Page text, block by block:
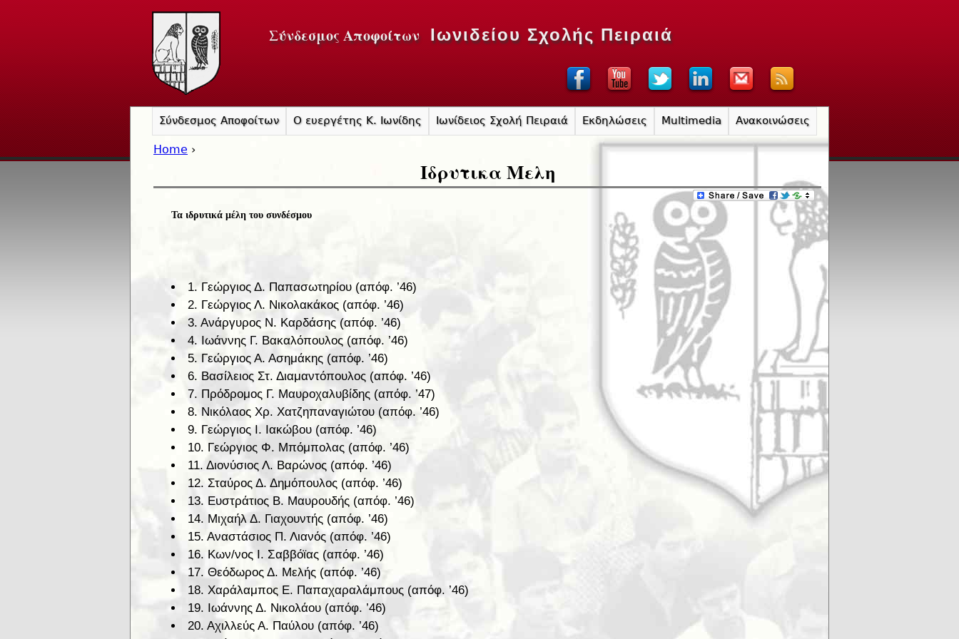
Σύνδεσμος Αποφοίτων Ιωνιδείου Σχολής Πειραιά
Home ›
Ιδρυτικα Μελη
Τα ιδρυτικά μέλη του συνδέσμου
1. Γεώργιος Δ. Παπασωτηρίου (απόφ. ’46)
2. Γεώργιος Λ. Νικολακάκος (απόφ. ’46)
3. Ανάργυρος Ν. Καρδάσης (απόφ. ’46)
4. Ιωάννης Γ. Βακαλόπουλος (απόφ. ’46)
5. Γεώργιος Α. Ασημάκης (απόφ. ’46)
6. Βασίλειος Στ. Διαμαντόπουλος (απόφ. ’46)
7. Πρόδρομος Γ. Μαυροχαλυβίδης (απόφ. ’47)
8. Νικόλαος Χρ. Χατζηπαναγιώτου (απόφ. ’46)
9. Γεώργιος Ι. Ιακώβου (απόφ. ’46)
10. Γεώργιος Φ. Μπόμπολας (απόφ. ’46)
11. Διονύσιος Λ. Βαρώνος (απόφ. ’46)
12. Σταύρος Δ. Δημόπουλος (απόφ. ’46)
13. Ευστράτιος Β. Μαυρουδής (απόφ. ’46)
14. Μιχαήλ Δ. Γιαχουντής (απόφ. ’46)
15. Αναστάσιος Π. Λιανός (απόφ. ’46)
16. Κων/νος Ι. Σαββόϊας (απόφ. ’46)
17. Θεόδωρος Δ. Μελής (απόφ. ’46)
18. Χαράλαμπος Ε. Παπαχαραλάμπους (απόφ. ’46)
19. Ιωάννης Δ. Νικολάου (απόφ. ’46)
20. Αχιλλεύς Α. Παύλου (απόφ. ’46)
Σύνδεσμος Αποφοίτων Ο ευεργέτης Κ. Ιωνίδης Ιωνίδειος Σχολή Πειραιά Εκδηλώσεις Multimedia Ανακοινώσεις